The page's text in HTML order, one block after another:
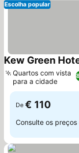
Escolha popular
Kew Green
Quartos com vista
para a cidade
De € 110
Consulte os preços